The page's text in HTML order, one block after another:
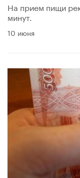
На прием пищи
минут.
10 июня